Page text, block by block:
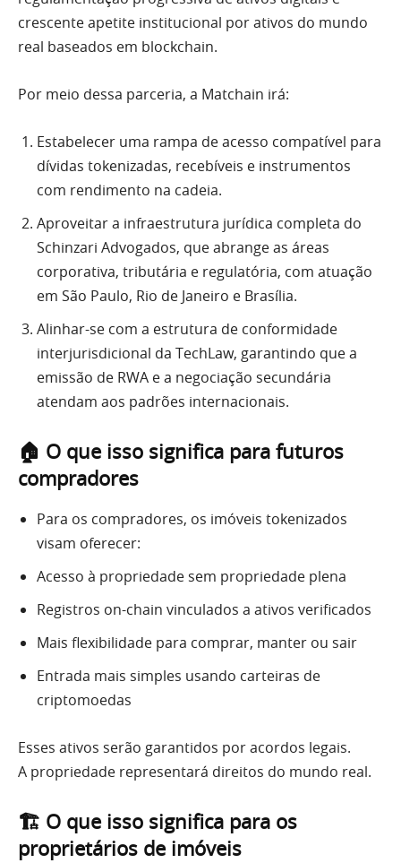
crescente apetite institucional por ativos do mundo
real baseados em blockchain.
Por meio dessa parceria, a Matchain irá:
Estabelecer uma rampa de acesso compatível para
dívidas tokenizadas, recebíveis e instrumentos
com rendimento na cadeia.
Aproveitar a infraestrutura jurídica completa do
Schinzari Advogados, que abrange as áreas
corporativa, tributária e regulatória, com atuação
em São Paulo, Rio de Janeiro e Brasília.
Alinhar-se com a estrutura de conformidade
interjurisdicional da TechLaw, garantindo que a
emissão de RWA e a negociação secundária
atendam aos padrões internacionais.
🏠 O que isso significa para futuros
compradores
Para os compradores, os imóveis tokenizados
visam oferecer:
Acesso à propriedade sem propriedade plena
Registros on-chain vinculados a ativos verificados
Mais flexibilidade para comprar, manter ou sair
Entrada mais simples usando carteiras de
criptomoedas
Esses ativos serão garantidos por acordos legais.
A propriedade representará direitos do mundo real.
🏗 O que isso significa para os
proprietários de imóveis